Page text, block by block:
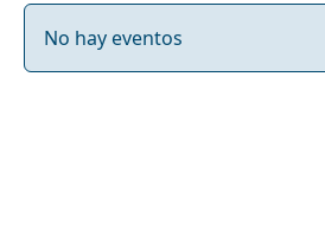
No hay eventos